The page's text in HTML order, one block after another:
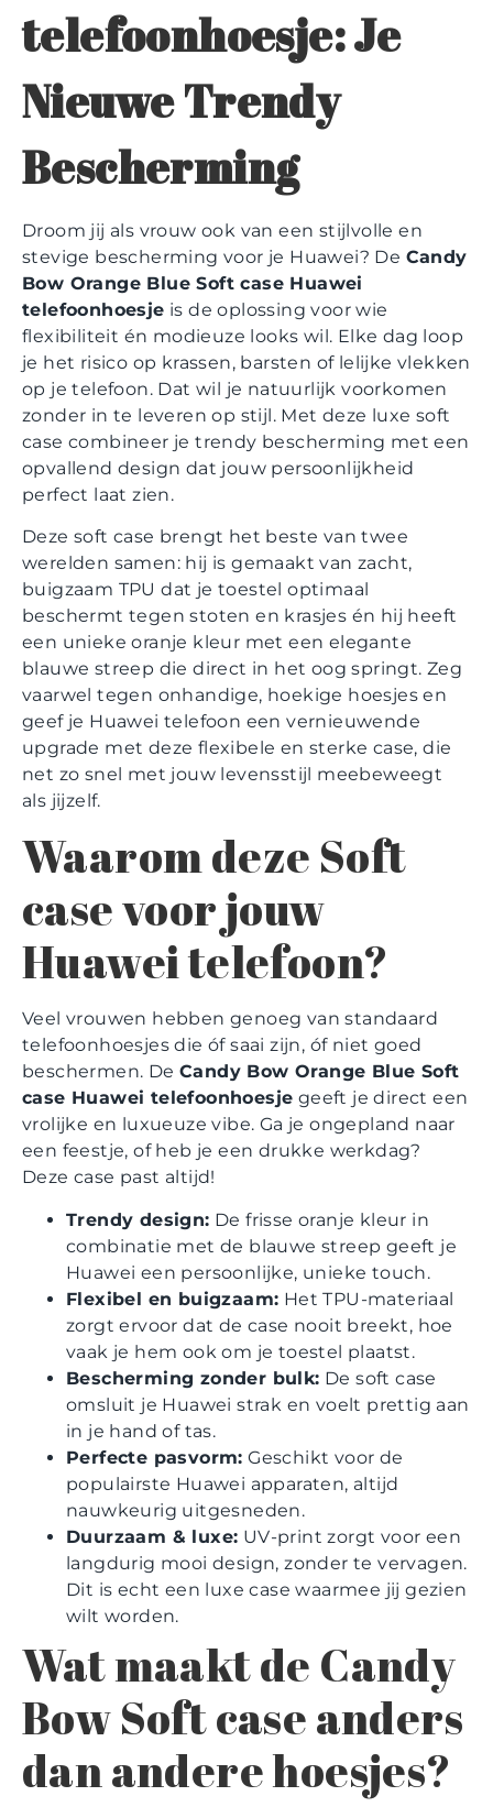
telefoonhoesje: Je
Nieuwe Trendy
Bescherming
Droom jij als vrouw ook van een stijlvolle en
stevige bescherming voor je Huawei? De Candy
Bow Orange Blue Soft case Huawei
telefoonhoesje is de oplossing voor wie
flexibiliteit én modieuze looks wil. Elke dag loop
je het risico op krassen, barsten of lelijke vlekken
op je telefoon. Dat wil je natuurlijk voorkomen
zonder in te leveren op stijl. Met deze luxe soft
case combineer je trendy bescherming met een
opvallend design dat jouw persoonlijkheid
perfect laat zien.
Deze soft case brengt het beste van twee
werelden samen: hij is gemaakt van zacht,
buigzaam TPU dat je toestel optimaal
beschermt tegen stoten en krasjes én hij heeft
een unieke oranje kleur met een elegante
blauwe streep die direct in het oog springt. Zeg
vaarwel tegen onhandige, hoekige hoesjes en
geef je Huawei telefoon een vernieuwende
upgrade met deze flexibele en sterke case, die
net zo snel met jouw levensstijl meebeweegt
als jijzelf.
Waarom deze Soft
case voor jouw
Huawei telefoon?
Veel vrouwen hebben genoeg van standaard
telefoonhoesjes die óf saai zijn, óf niet goed
beschermen. De Candy Bow Orange Blue Soft
case Huawei telefoonhoesje geeft je direct een
vrolijke en luxueuze vibe. Ga je ongepland naar
een feestje, of heb je een drukke werkdag?
Deze case past altijd!
Trendy design: De frisse oranje kleur in
combinatie met de blauwe streep geeft je
Huawei een persoonlijke, unieke touch.
Flexibel en buigzaam: Het TPU-materiaal
zorgt ervoor dat de case nooit breekt, hoe
vaak je hem ook om je toestel plaatst.
Bescherming zonder bulk: De soft case
omsluit je Huawei strak en voelt prettig aan
in je hand of tas.
Perfecte pasvorm: Geschikt voor de
populairste Huawei apparaten, altijd
nauwkeurig uitgesneden.
Duurzaam & luxe: UV-print zorgt voor een
langdurig mooi design, zonder te vervagen.
Dit is echt een luxe case waarmee jij gezien
wilt worden.
Wat maakt de Candy
Bow Soft case anders
dan andere hoesjes?